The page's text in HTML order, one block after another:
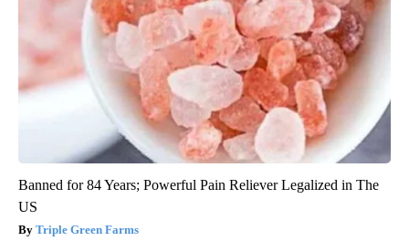
Banned for 84 Years; Powerful Pain Reliever Legalized in The
US
Triple Green Farms